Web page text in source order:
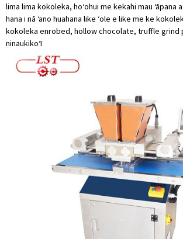
lima lima kokoleka, hoʻohui me kekahi mau ʻāpana
hana i nā ʻano huahana like ʻole e like me ke
kokoleka enrobed, hollow chocolate, truffle grind
ninaukikoʻī